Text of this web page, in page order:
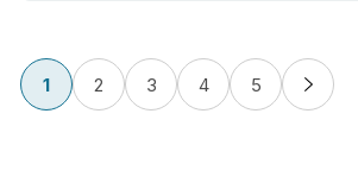
1 2 3 4 5